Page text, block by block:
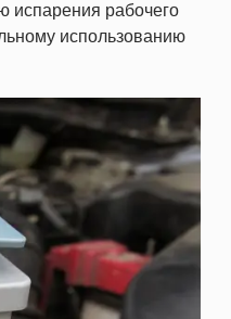
испарения рабочего
использованию